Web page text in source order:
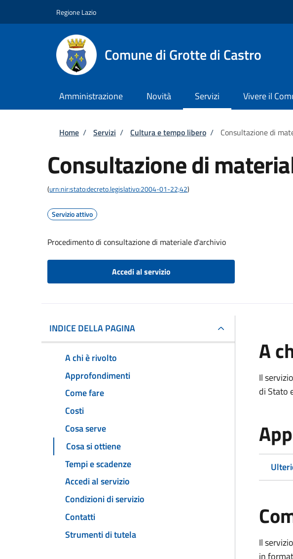
Regione Lazio
Comune di Grotte di Castro
Amministrazione Novità Servizi Vivere il
Briciole di pane
Home / Servizi / Cultura e tempo libero / Consultazione di
Consultazione di
(urn:nir:stato:decreto.legislativo:2004-01-22;42)
Servizio attivo
Procedimento di consultazione di materiale d'archivio
Accedi al servizio
INDICE DELLA PAGINA
A chi è rivolto
Approfondimenti
Come fare
Costi
Cosa serve
Cosa si ottiene
Tempi e scadenze
Accedi al servizio
Condizioni di servizio
Contatti
Strumenti di tutela
A
Il
di Stato
Il
in